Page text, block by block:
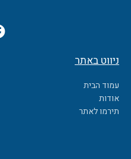
ניווט באתר
עמוד הבית
אודות
תירמו לאתר